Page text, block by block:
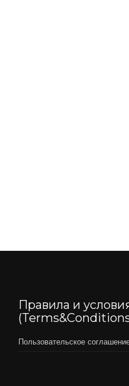
Правила и
Пользовательское